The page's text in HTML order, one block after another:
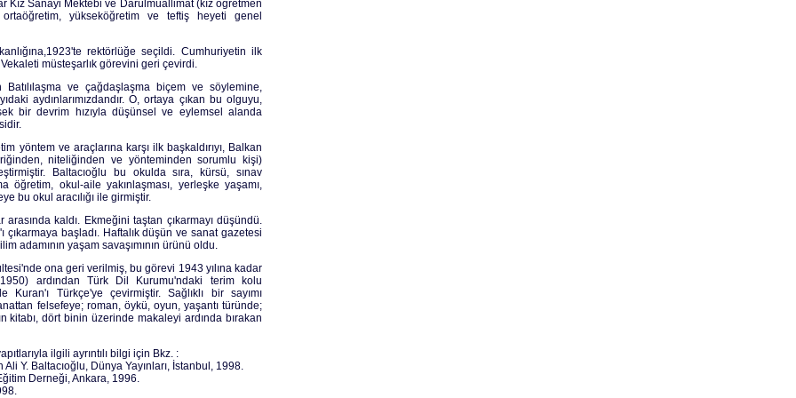
Sanayi Mektebi ve Darülmuallimat (kız öğretmen
yükseköğretim ve teftiş heyeti genel
rektörlüğe seçildi. Cumhuriyetin ilk
müsteşarlık görevini geri çevirdi.
ve çağdaşlaşma biçem ve söylemine,
aydınlarımızdandır. O, ortaya çıkan bu olguyu,
bir devrim hızıyla düşünsel ve eylemsel alanda
yöntem ve araçlarına karşı ilk başkaldırıyı, Balkan
niteliğinden ve yönteminden sorumlu kişi)
Baltacıoğlu bu okulda sıra, kürsü, sınav
öğretim, okul-aile yakınlaşması, yerleşke yaşamı,
bu okul aracılığı ile girmiştir.
kaldı. Ekmeğini taştan çıkarmayı düşündü.
başladı. Haftalık düşün ve sanat gazetesi
adamının yaşam savaşımının ürünü oldu.
ona geri verilmiş, bu görevi 1943 yılına kadar
ardından Türk Dil Kurumu'ndaki terim kolu
Kuran'ı Türkçe'ye çevirmiştir. Sağlıklı bir sayımı
felsefeye; roman, öykü, oyun, yaşantı türünde;
dört binin üzerinde makaleyi ardında bırakan
ilgili ayrıntılı bilgi için Bkz. :
Ali Y. Baltacıoğlu, Dünya Yayınları, İstanbul, 1998.
Derneği, Ankara, 1996.